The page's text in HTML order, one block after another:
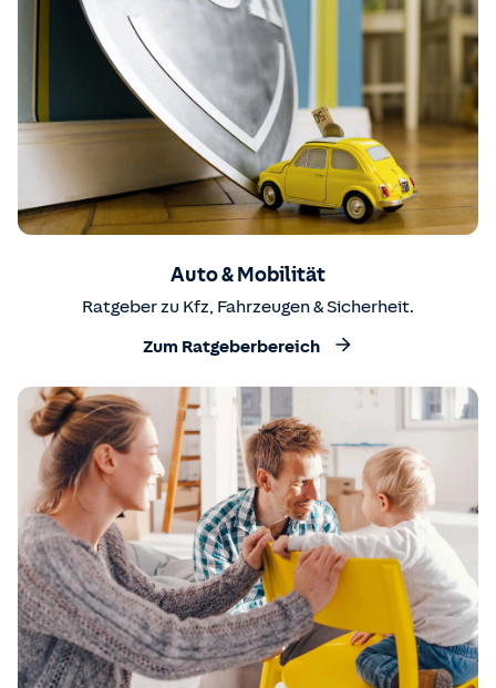
Auto & Mobilität
Ratgeber zu Kfz, Fahrzeugen & Sicherheit.
Zum Ratgeberbereich